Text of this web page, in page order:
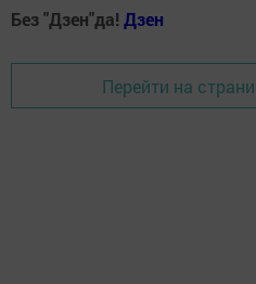
Без "Дзен"да! Дзен
Перейти на